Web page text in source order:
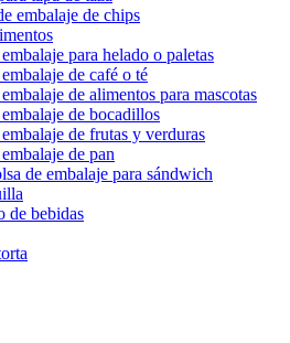
embalaje de chips
para helado o paletas
de café o té
de alimentos para mascotas
de bocadillos
de frutas y verduras
de pan
de embalaje para sándwich
de bebidas